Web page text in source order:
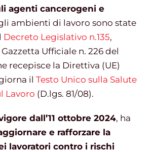
incentivi
agenti cancerogeni e
ambienti di lavoro sono state
Decreto Legislativo n.135,
Ufficiale n. 226 del
recepisce la Direttiva (UE)
il Testo Unico sulla Salute
Lavoro (D.lgs. 81/08).
dall’11 ottobre 2024, ha
e rafforzare la
lavoratori contro i rischi